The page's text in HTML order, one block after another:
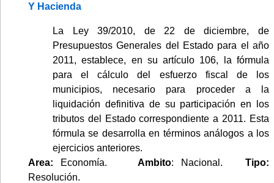
Y Hacienda
La Ley 39/2010, de 22 de diciembre, de
Presupuestos Generales del Estado para el año
2011, establece, en su artículo 106, la fórmula
para el cálculo del esfuerzo fiscal de los
municipios, necesario para proceder a la
liquidación definitiva de su participación en los
tributos del Estado correspondiente a 2011. Esta
fórmula se desarrolla en términos análogos a los
ejercicios anteriores.
Area: Economía. Ambito: Nacional.Tipo:
Resolución.